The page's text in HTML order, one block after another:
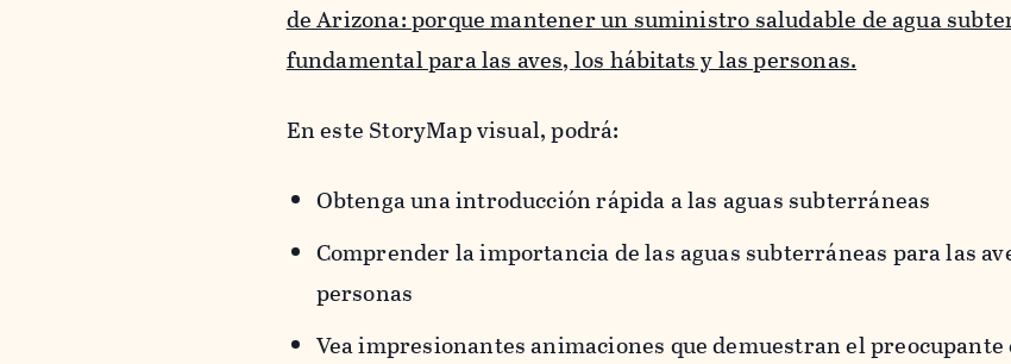
de Arizona: porque mantener un suministro saludable de agua
fundamental para las aves, los hábitats y las personas.
En este StoryMap visual, podrá:
Obtenga una introducción rápida a las aguas subterráneas
Comprender la importancia de las aguas subterráneas para las
personas
Vea impresionantes animaciones que demuestran el